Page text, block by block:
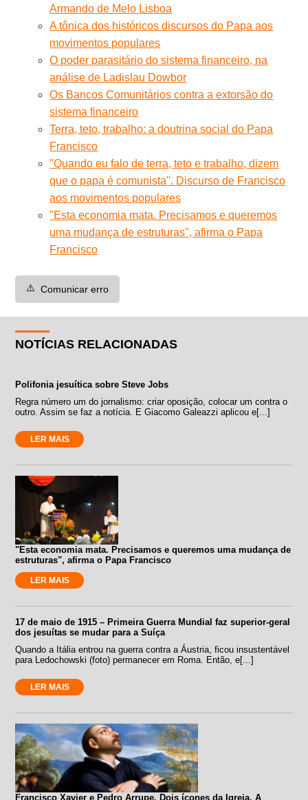
Armando de Melo Lisboa
A tônica dos históricos discursos do Papa aos
movimentos populares
O poder parasitário do sistema financeiro, na
análise de Ladislau Dowbor
Os Bancos Comunitários contra a extorsão do
sistema financeiro
Terra, teto, trabalho: a doutrina social do Papa
Francisco
''Quando eu falo de terra, teto e trabalho, dizem
que o papa é comunista''. Discurso de Francisco
aos movimentos populares
"Esta economia mata. Precisamos e queremos
uma mudança de estruturas", afirma o Papa
Francisco
⚠️ Comunicar erro
NOTÍCIAS RELACIONADAS
Polifonia jesuítica sobre Steve Jobs
Regra número um do jornalismo: criar oposição, colocar um contra o
outro. Assim se faz a notícia. E Giacomo Galeazzi aplicou e[...]
LER MAIS
"Esta economia mata. Precisamos e queremos uma mudança de
estruturas", afirma o Papa Francisco
LER MAIS
17 de maio de 1915 – Primeira Guerra Mundial faz superior-geral
dos jesuítas se mudar para a Suíça
Quando a Itália entrou na guerra contra a Áustria, ficou insustentável
para Ledochowski (foto) permanecer em Roma. Então, e[...]
LER MAIS
Francisco Xavier e Pedro Arrupe. Dois ícones da Igreja. A